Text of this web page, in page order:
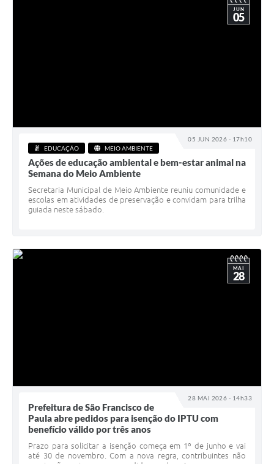
05 JUN 2026 - 17h10
JUN
05
EDUCAÇÃO MEIO AMBIENTE
Ações de educação ambiental e bem-estar animal na
Semana do Meio Ambiente
Secretaria Municipal de Meio Ambiente reuniu comunidade e
escolas em atividades de preservação e convidam para trilha
guiada neste sábado.
28 MAI 2026 - 14h33
MAI
28
Prefeitura de São Francisco de
Paula abre pedidos para isenção do IPTU com
benefício válido por três anos
Prazo para solicitar a isenção começa em 1º de junho e vai
até 30 de novembro. Com a nova regra, contribuintes não